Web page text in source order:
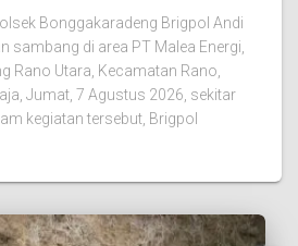
Bonggakaradeng Brigpol Andi
sambang di area PT Malea Energi,
Rano Utara, Kecamatan Rano,
Jumat, 7 Agustus 2026, sekitar
kegiatan tersebut, Brigpol